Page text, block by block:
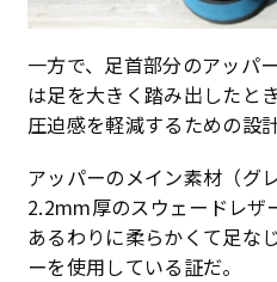
一方で、足首部分のアッパ
は足を大きく踏み出したと
圧迫感を軽減するための設計
アッパーのメイン素材（グ
2.2mm厚のスウェードレザ
あるわりに柔らかくて足な
ーを使用している証だ。